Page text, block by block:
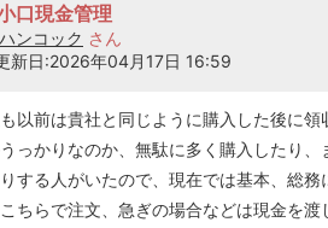
口現金管理
ハンコック さん
新日:2026年04月17日 16:59
以前は貴社と同じように購入した後に
っかりなのか、無駄に多く購入したり
する人がいたので、現在では基本、総
ちらで注文、急ぎの場合などは現金を